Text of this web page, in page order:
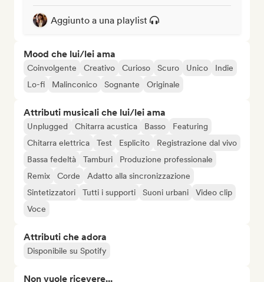
Aggiunto a una playlist
Mood che lui/lei ama
Coinvolgente Creativo Curioso Scuro Unico
Indie
Lo-fi
Malinconico Sognante Originale
Attributi musicali che lui/lei ama
Unplugged Chitarra acustica Basso
Featuring
Chitarra elettrica
Test Esplicito
Registrazione dal vivo
Bassa fedeltà
Tamburi
Produzione professionale
Remix
Corde
Adatto alla sincronizzazione
Sintetizzatori
Tutti i supporti Suoni urbani
Video clip
Voce
Attributi che adora
Disponibile su Spotify
Non vuole ricevere...